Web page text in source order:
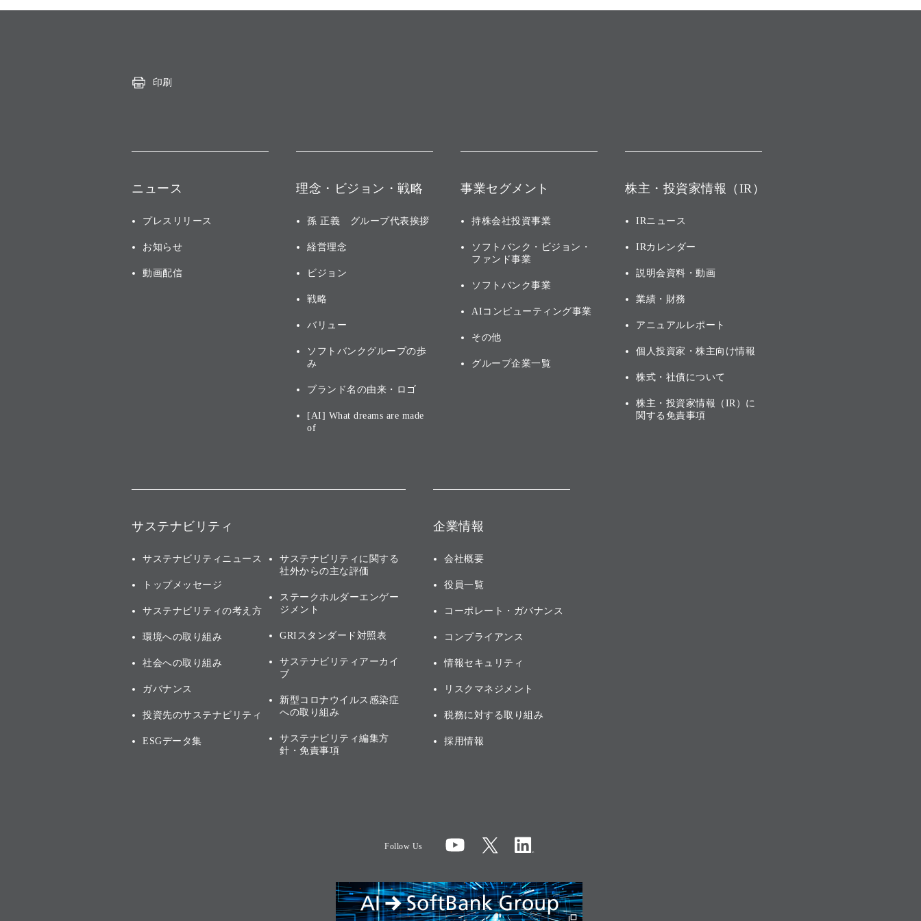
印刷
ニュース
プレスリリース
お知らせ
動画配信
理念・ビジョン・戦略
孫 正義 グループ代表挨拶
経営理念
ビジョン
戦略
バリュー
ソフトバンクグループの歩
み
ブランド名の由来・ロゴ
[AI] What dreams are made
of
事業セグメント
持株会社投資事業
ソフトバンク・ビジョン・
ファンド事業
ソフトバンク事業
AIコンピューティング事業
その他
グループ企業一覧
株主・投資家情報（IR）
IRニュース
IRカレンダー
説明会資料・動画
業績・財務
アニュアルレポート
個人投資家・株主向け情報
株式・社債について
株主・投資家情報（IR）に
関する免責事項
サステナビリティ
サステナビリティニュース
トップメッセージ
サステナビリティの考え方
環境への取り組み
社会への取り組み
ガバナンス
投資先のサステナビリティ
ESGデータ集
サステナビリティに関する
社外からの主な評価
ステークホルダーエンゲー
ジメント
GRIスタンダード対照表
サステナビリティアーカイ
ブ
新型コロナウイルス感染症
への取り組み
サステナビリティ編集方
針・免責事項
企業情報
会社概要
役員一覧
コーポレート・ガバナンス
コンプライアンス
情報セキュリティ
リスクマネジメント
税務に対する取り組み
採用情報
Follow Us